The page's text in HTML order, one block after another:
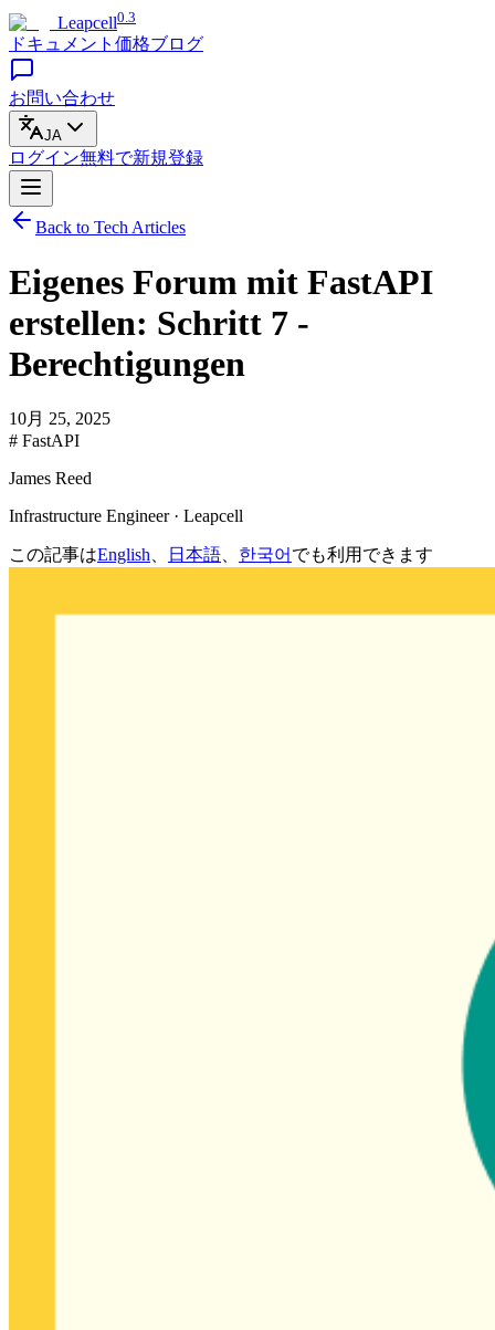
Leapcell0.3
ドキュメント 価格ブログ
お問い合わせ
JA
ログイン無料で新規登録
Back to Tech Articles
Eigenes Forum mit FastAPI
erstellen: Schritt 7 -
Berechtigungen
10月 25, 2025
# FastAPI
James Reed
Infrastructure Engineer · Leapcell
この記事はEnglish 日本語 한국어 でも利用できます